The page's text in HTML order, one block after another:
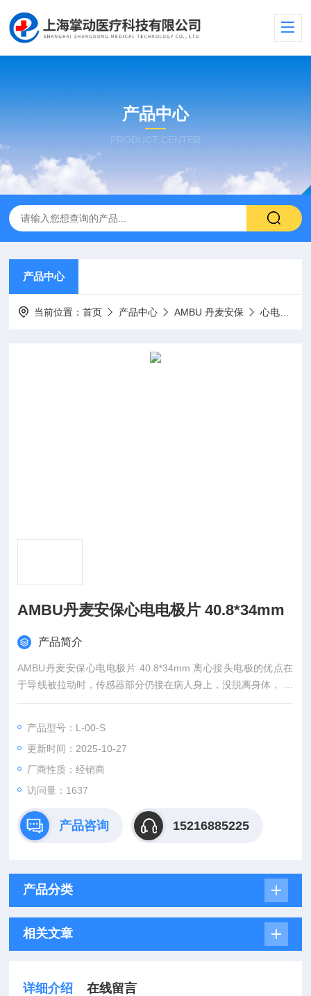
产品中心
PRODUCT CENTER
产品中心
当前位置：首页 产品中心 AMBU 丹麦安保 心电电极片
AMBU丹麦安保心电电极片 40.8*34mm
产品简介
AMBU丹麦安保心电电极片 40.8*34mm 离心接头电极的优点在
于导线被拉动时，传感器部分仍接在病人身上，没脱离身体， 这
个设计可以减少干扰，也不必担心运动所产生干扰对心电信号的
产品型号：L-00-S
更新时间：2025-10-27
厂商性质：经销商
访问量：1637
产品咨询 15216885225
产品分类
相关文章
详细介绍 在线留言